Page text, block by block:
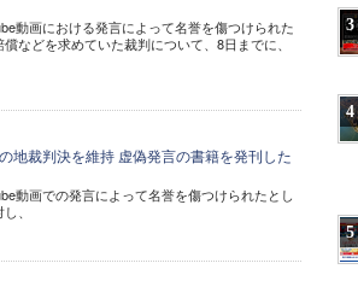
動画における発言によって名誉を傷つけられた
などを求めていた裁判について、8日までに、
地裁判決を維持 虚偽発言の書籍を発刊した
動画での発言によって名誉を傷つけられたとし
、
3
4
5